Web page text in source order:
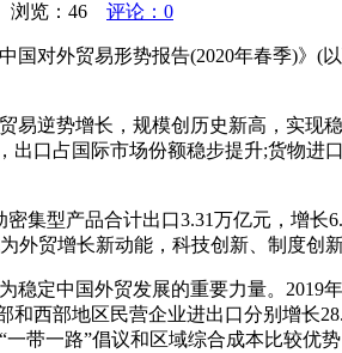
览： 46 评论：0
对外贸易形势报告(2020年春季)》(
易逆势增长，规模创历史新高，实
出口占国际市场份额稳步提升;货物
集型产品合计出口3.31万亿元，增
外贸增长新动能，科技创新、制度创
定中国外贸发展的重要力量。
西部地区民营企业进出口分别增长
带一路”倡议和区域综合成本比较优